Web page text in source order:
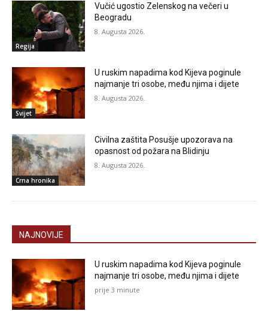
Regija
Vučić ugostio Zelenskog na večeri u
Beogradu
8. Augusta 2026.
Svijet
U ruskim napadima kod Kijeva poginule
najmanje tri osobe, među njima i dijete
8. Augusta 2026.
Crna hronika
Civilna zaštita Posušje upozorava na
opasnost od požara na Blidinju
8. Augusta 2026.
NAJNOVIJE
U ruskim napadima kod Kijeva poginule
najmanje tri osobe, među njima i dijete
prije 3 minute